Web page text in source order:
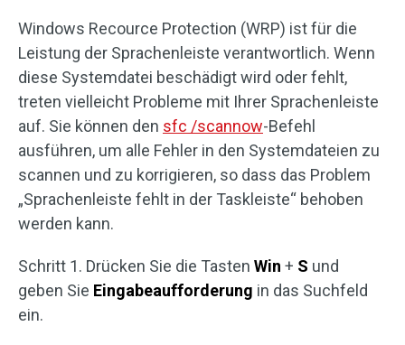
Windows Recource Protection (WRP) ist für die
Leistung der Sprachenleiste verantwortlich. Wenn
diese Systemdatei beschädigt wird oder fehlt,
treten vielleicht Probleme mit Ihrer Sprachenleiste
auf. Sie können den sfc /scannow-Befehl
ausführen, um alle Fehler in den Systemdateien zu
scannen und zu korrigieren, so dass das Problem
„Sprachenleiste fehlt in der Taskleiste“ behoben
werden kann.
Schritt 1. Drücken Sie die Tasten Win + S und
geben Sie Eingabeaufforderung in das Suchfeld
ein.